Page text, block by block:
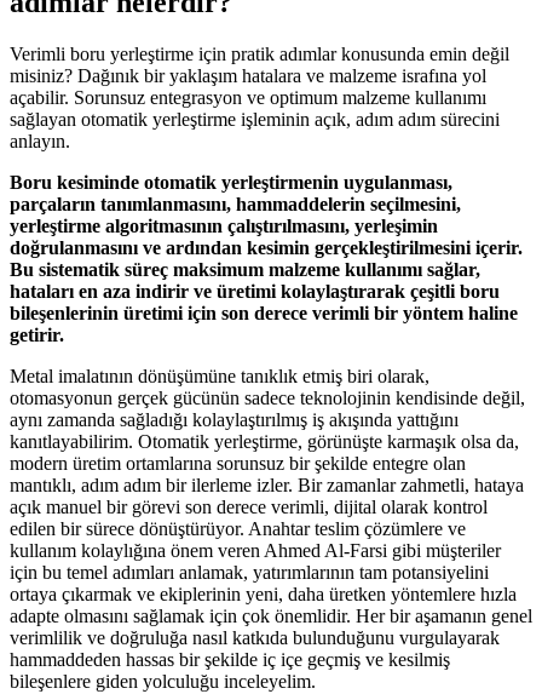
Verimli boru yerleştirme için pratik adımlar konusunda emin değil
misiniz? Dağınık bir yaklaşım hatalara ve malzeme israfına yol
açabilir. Sorunsuz entegrasyon ve optimum malzeme kullanımı
sağlayan otomatik yerleştirme işleminin açık, adım adım sürecini
anlayın.
Boru kesiminde otomatik yerleştirmenin uygulanması,
parçaların tanımlanmasını, hammaddelerin seçilmesini,
yerleştirme algoritmasının çalıştırılmasını, yerleşimin
doğrulanmasını ve ardından kesimin gerçekleştirilmesini içerir.
Bu sistematik süreç maksimum malzeme kullanımı sağlar,
hataları en aza indirir ve üretimi kolaylaştırarak çeşitli boru
bileşenlerinin üretimi için son derece verimli bir yöntem haline
getirir.
Metal imalatının dönüşümüne tanıklık etmiş biri olarak,
otomasyonun gerçek gücünün sadece teknolojinin kendisinde değil,
aynı zamanda sağladığı kolaylaştırılmış iş akışında yattığını
kanıtlayabilirim. Otomatik yerleştirme, görünüşte karmaşık olsa da,
modern üretim ortamlarına sorunsuz bir şekilde entegre olan
mantıklı, adım adım bir ilerleme izler. Bir zamanlar zahmetli, hataya
açık manuel bir görevi son derece verimli, dijital olarak kontrol
edilen bir sürece dönüştürüyor. Anahtar teslim çözümlere ve
kullanım kolaylığına önem veren Ahmed Al-Farsi gibi müşteriler
için bu temel adımları anlamak, yatırımlarının tam potansiyelini
ortaya çıkarmak ve ekiplerinin yeni, daha üretken yöntemlere hızla
adapte olmasını sağlamak için çok önemlidir. Her bir aşamanın genel
verimlilik ve doğruluğa nasıl katkıda bulunduğunu vurgulayarak
hammaddeden hassas bir şekilde iç içe geçmiş ve kesilmiş
bileşenlere giden yolculuğu inceleyelim.